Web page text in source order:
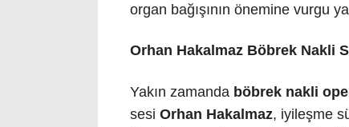
organ bağışının önemine vurgu
Orhan Hakalmaz Böbrek Nakli
Yakın zamanda böbrek nakli
sesi Orhan Hakalmaz, iyileşme